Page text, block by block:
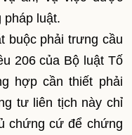
pháp luật.
buộc phải trưng cầu
206 của Bộ luật Tố
hợp cần thiết phải
tư liên tịch này chỉ
chứng cứ để chứng